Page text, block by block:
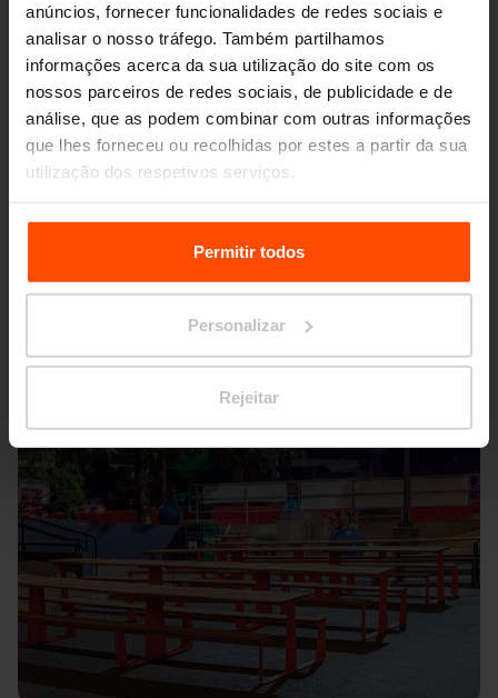
anúncios, fornecer funcionalidades de redes sociais e
analisar o nosso tráfego. Também partilhamos
informações acerca da sua utilização do site com os
nossos parceiros de redes sociais, de publicidade e de
análise, que as podem combinar com outras informações
que lhes forneceu ou recolhidas por estes a partir da sua
utilização dos respetivos serviços.
Para mais informações, por favor visitePrinciples
Relating to the Processing Personal Data.
Permitir todos
Personalizar
Rejeitar
Seattle – Popup park